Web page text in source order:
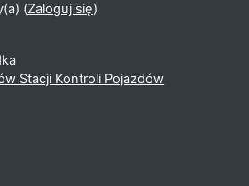
(Zaloguj się)
Stacji Kontroli Pojazdów